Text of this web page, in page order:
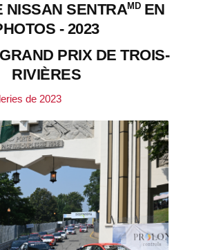
NISSAN SENTRAMDEN
- 2023
PRIX DE TROIS-
RIVIÈRES
de 2023